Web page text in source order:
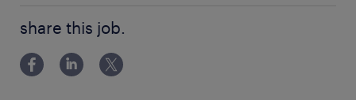
＝＝＝
派遣先の特徴
share this job.